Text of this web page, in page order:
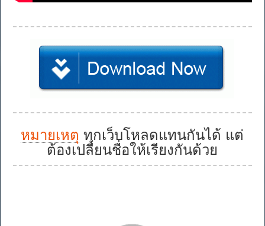
หมายเหตุ ทุกเว็บโหลดแทนกันได้ แต่
ต้องเปลี่ยนชื่อให้เรียงกันด้วย